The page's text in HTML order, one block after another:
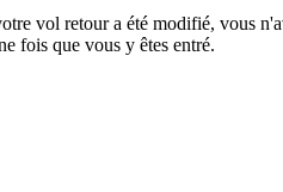
vol retour a été modifié, vous
fois que vous y êtes entré.